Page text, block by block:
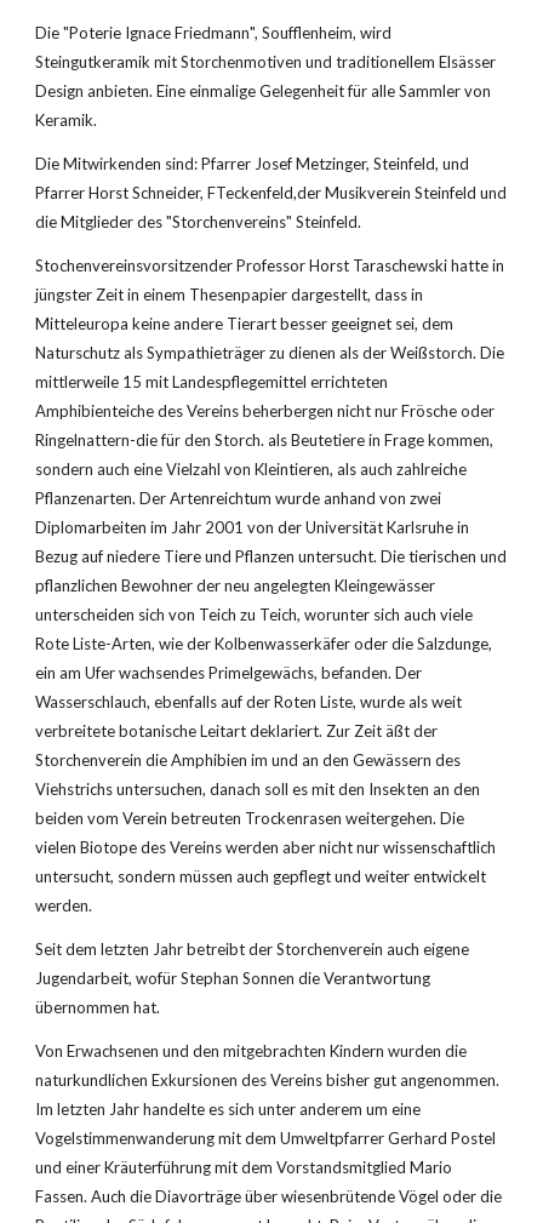
Die "Poterie Ignace Friedmann", Soufflenheim, wird
Steingutkeramik mit Storchenmotiven und traditionellem Elsässer
Design anbieten. Eine einmalige Gelegenheit für alle Sammler von
Keramik.
Die Mitwirkenden sind: Pfarrer Josef Metzinger, Steinfeld, und
Pfarrer Horst Schneider, FTeckenfeld,der Musikverein Steinfeld und
die Mitglieder des "Storchenvereins" Steinfeld.
Stochenvereinsvorsitzender Professor Horst Taraschewski hatte in
jüngster Zeit in einem Thesenpapier dargestellt, dass in
Mitteleuropa keine andere Tierart besser geeignet sei, dem
Naturschutz als Sympathieträger zu dienen als der Weißstorch. Die
mittlerweile 15 mit Landespflegemittel errichteten
Amphibienteiche des Vereins beherbergen nicht nur Frösche oder
Ringelnattern-die für den Storch. als Beutetiere in Frage kommen,
sondern auch eine Vielzahl von Kleintieren, als auch zahlreiche
Pflanzenarten. Der Artenreichtum wurde anhand von zwei
Diplomarbeiten im Jahr 2001 von der Universität Karlsruhe in
Bezug auf niedere Tiere und Pflanzen untersucht. Die tierischen und
pflanzlichen Bewohner der neu angelegten Kleingewässer
unterscheiden sich von Teich zu Teich, worunter sich auch viele
Rote Liste-Arten, wie der Kolbenwasserkäfer oder die Salzdunge,
ein am Ufer wachsendes Primelgewächs, befanden. Der
Wasserschlauch, ebenfalls auf der Roten Liste, wurde als weit
verbreitete botanische Leitart deklariert. Zur Zeit äßt der
Storchenverein die Amphibien im und an den Gewässern des
Viehstrichs untersuchen, danach soll es mit den Insekten an den
beiden vom Verein betreuten Trockenrasen weitergehen. Die
vielen Biotope des Vereins werden aber nicht nur wissenschaftlich
untersucht, sondern müssen auch gepflegt und weiter entwickelt
werden.
Seit dem letzten Jahr betreibt der Storchenverein auch eigene
Jugendarbeit, wofür Stephan Sonnen die Verantwortung
übernommen hat.
Von Erwachsenen und den mitgebrachten Kindern wurden die
naturkundlichen Exkursionen des Vereins bisher gut angenommen.
Im letzten Jahr handelte es sich unter anderem um eine
Vogelstimmenwanderung mit dem Umweltpfarrer Gerhard Postel
und einer Kräuterführung mit dem Vorstandsmitglied Mario
Fassen. Auch die Diavorträge über wiesenbrütende Vögel oder die